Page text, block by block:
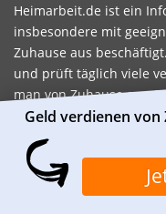
Heimarbeit.de ist ein
insbesondere mit
Zuhause aus
und prüft täglich viele
man von Zuhause aus
FAMILIE
ALLTAGSPROBLEME
Geld verdienen von